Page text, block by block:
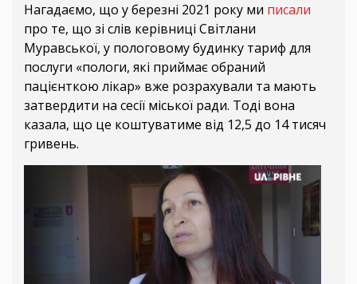
Нагадаємо, що у березні 2021 року ми писали
про те, що зі слів керівниці Світлани
Муравської, у пологовому будинку тариф для
послуги «пологи, які приймає обраний
пацієнткою лікар» вже розрахували та мають
затвердити на сесії міської ради. Тоді вона
казала, що це коштуватиме від 12,5 до 14 тисяч
гривень.